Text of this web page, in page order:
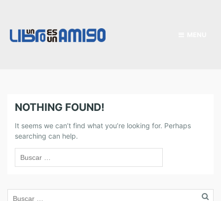
NOTHING FOUND!
It seems we can’t find what you’re looking for. Perhaps
searching can help.